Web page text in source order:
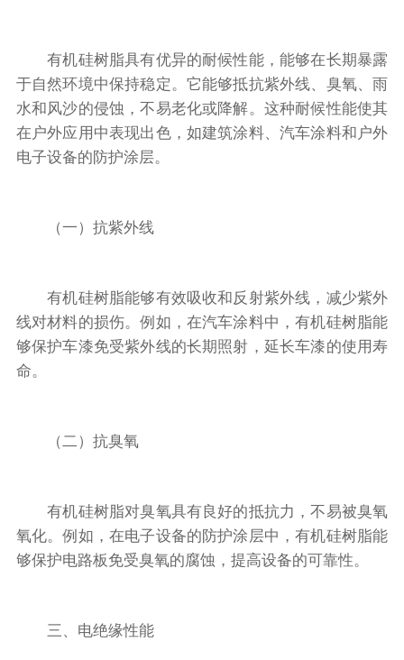
有机硅树脂具有优异的耐候性能，能够在长期暴露
于自然环境中保持稳定。它能够抵抗紫外线、臭氧、雨
水和风沙的侵蚀，不易老化或降解。这种耐候性能使其
在户外应用中表现出色，如建筑涂料、汽车涂料和户外
电子设备的防护涂层。
（一）抗紫外线
有机硅树脂能够有效吸收和反射紫外线，减少紫外
线对材料的损伤。例如，在汽车涂料中，有机硅树脂能
够保护车漆免受紫外线的长期照射，延长车漆的使用寿
命。
（二）抗臭氧
有机硅树脂对臭氧具有良好的抵抗力，不易被臭氧
氧化。例如，在电子设备的防护涂层中，有机硅树脂能
够保护电路板免受臭氧的腐蚀，提高设备的可靠性。
三、电绝缘性能